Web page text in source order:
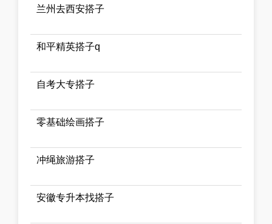
兰州去西安搭子
和平精英搭子q
自考大专搭子
零基础绘画搭子
冲绳旅游搭子
安徽专升本找搭子